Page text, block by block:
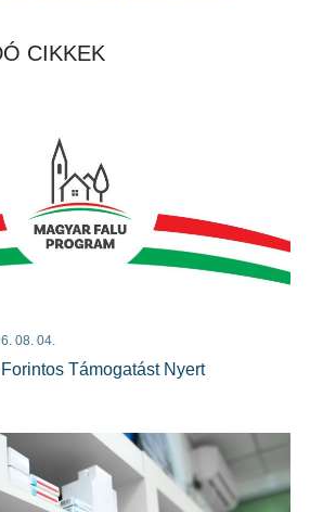
CIKKEK
08. 04.
Támogatást Nyert